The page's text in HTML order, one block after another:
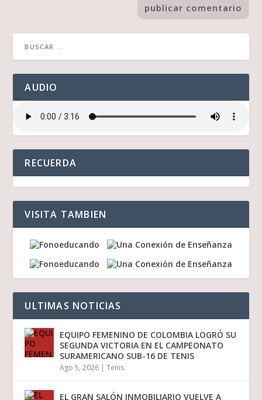
AUDIO
RECUERDA
VISITA TAMBIEN
ULTIMAS NOTICIAS
EQUIPO FEMENINO DE COLOMBIA LOGRÓ SU
SEGUNDA VICTORIA EN EL CAMPEONATO
SURAMERICANO SUB-16 DE TENIS
Ago 5, 2026 |Tenis
EL GRAN SALÓN INMOBILIARIO VUELVE A